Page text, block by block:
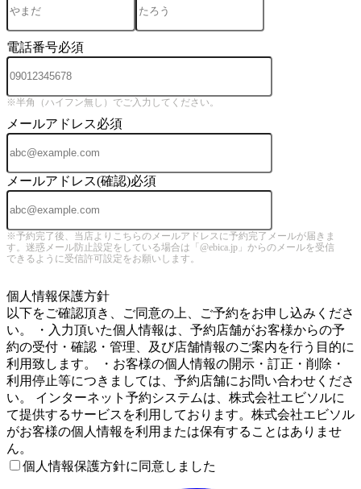
電話番号必須
※半角（ハイフン無し）でご入力してください。
メールアドレス必須
メールアドレス(確認)必須
※予約完了後、当店よりこちらのメールアドレスに予約完了メールが届きま
す。迷惑メール防止設定をしている場合は「@ebica.jp」からのメールを受信
できるように受信許可設定をお願いします。
個人情報保護方針
以下をご確認頂き、ご同意の上、ご予約をお申し込みくださ
い。 ・入力頂いた個人情報は、予約店舗がお客様からの予
約の受付・確認・管理、及び店舗情報のご案内を行う目的に
利用致します。 ・お客様の個人情報の開示・訂正・削除・
利用停止等につきましては、予約店舗にお問い合わせくださ
い。 インターネット予約システムは、株式会社エビソルに
て提供するサービスを利用しております。株式会社エビソル
がお客様の個人情報を利用または保有することはありませ
ん。
個人情報保護方針に同意しました